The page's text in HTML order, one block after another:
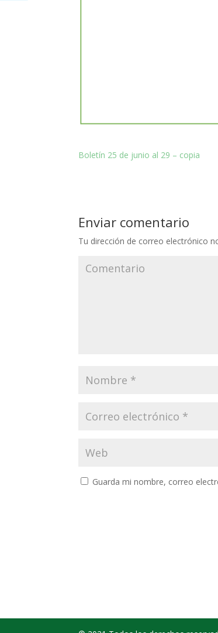
Boletín 25 de junio al 29 – copia
Enviar comentario
Tu dirección de correo electrónico
Guarda mi nombre, correo